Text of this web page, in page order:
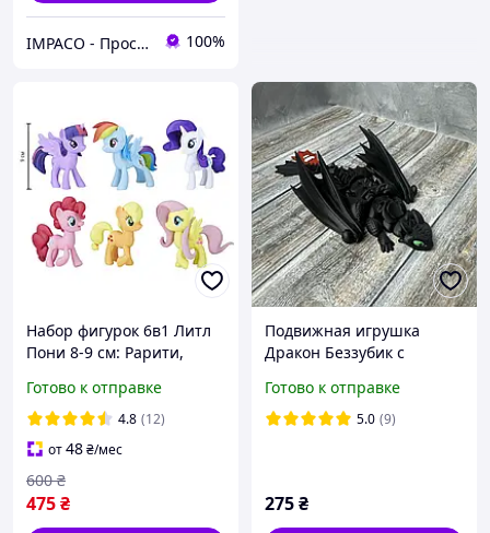
IMPACO - Пространство крутых предложений 100%
Набор фигурок 6в1 Литл
Пони 8-9 см: Рарити,
Искорка, Радуга Дэш,
Эплджек, Флатершай
Готово к отправке
4.8 (12)
от48₴/мес
475₴
600 ₴
Подвижная игрушка
Дракон Беззубик с
приручить дракона
длина 20 см
Готово к отправке
5.0 (9)
275₴